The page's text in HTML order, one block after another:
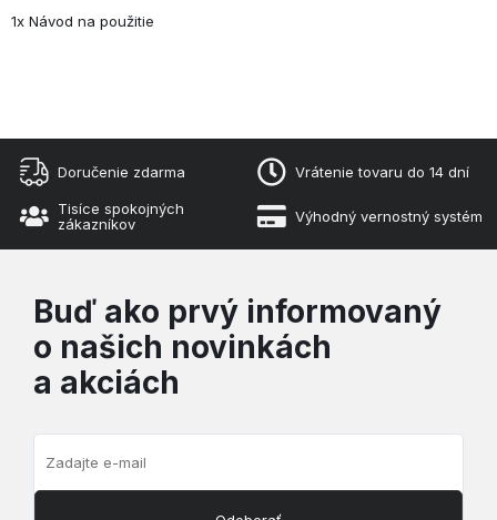
1x Návod na použitie
Doručenie zdarma Vrátenie tovaru do 14 dní
Tisíce spokojných
zákazníkov
Výhodný vernostný systém
Buď ako prvý informovaný
o našich novinkách
a akciách